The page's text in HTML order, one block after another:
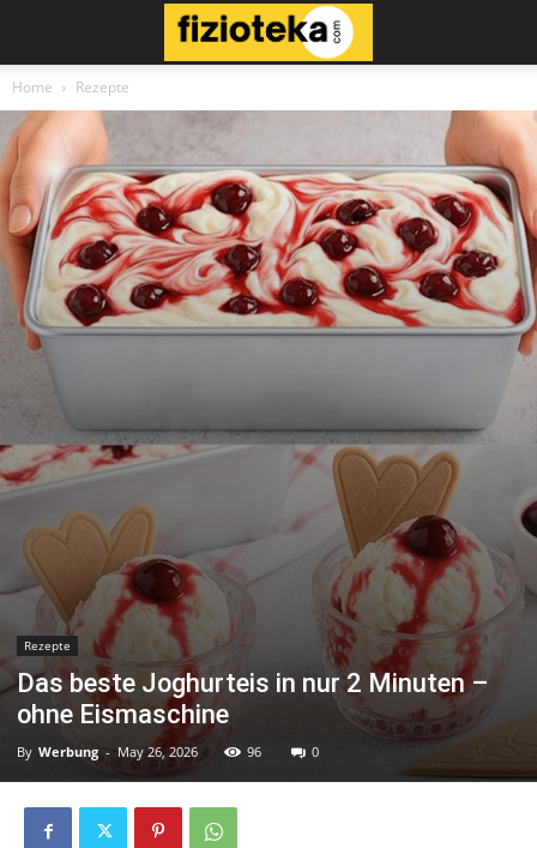
Home Rezepte
Rezepte
Das beste Joghurteis in nur 2 Minuten –
ohne Eismaschine
By Werbung - May 26, 2026 96 0